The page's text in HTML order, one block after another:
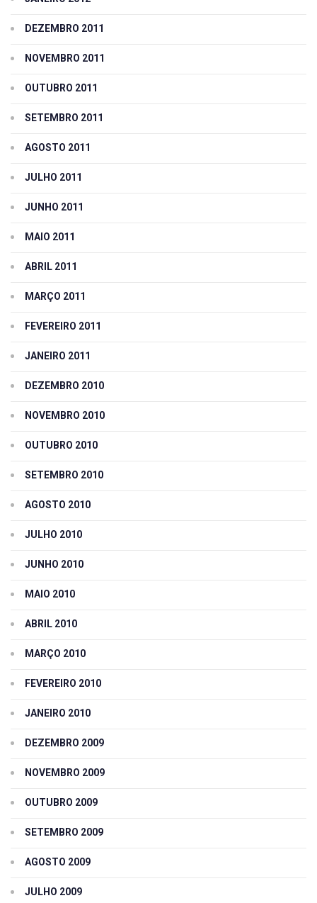
DEZEMBRO 2011
NOVEMBRO 2011
OUTUBRO 2011
SETEMBRO 2011
AGOSTO 2011
JULHO 2011
JUNHO 2011
MAIO 2011
ABRIL 2011
MARÇO 2011
FEVEREIRO 2011
JANEIRO 2011
DEZEMBRO 2010
NOVEMBRO 2010
OUTUBRO 2010
SETEMBRO 2010
AGOSTO 2010
JULHO 2010
JUNHO 2010
MAIO 2010
ABRIL 2010
MARÇO 2010
FEVEREIRO 2010
JANEIRO 2010
DEZEMBRO 2009
NOVEMBRO 2009
OUTUBRO 2009
SETEMBRO 2009
AGOSTO 2009
JULHO 2009